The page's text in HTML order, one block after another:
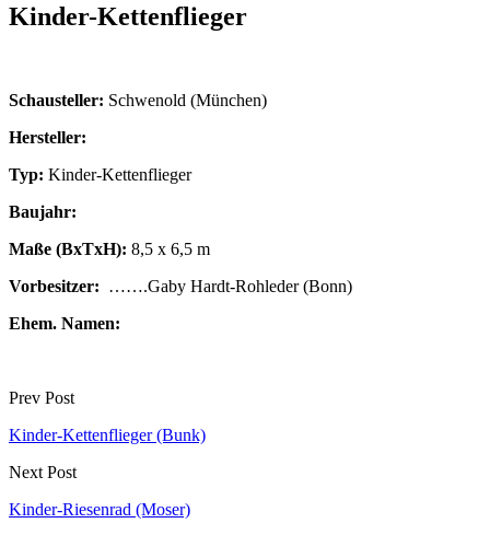
Kinder-Kettenflieger
Schausteller: Schwenold (München)
Hersteller:
Typ: Kinder-Kettenflieger
Baujahr:
Maße (BxTxH): 8,5 x 6,5 m
Vorbesitzer: …….Gaby Hardt-Rohleder (Bonn)
Ehem. Namen:
Prev Post
Kinder-Kettenflieger (Bunk)
Next Post
Kinder-Riesenrad (Moser)